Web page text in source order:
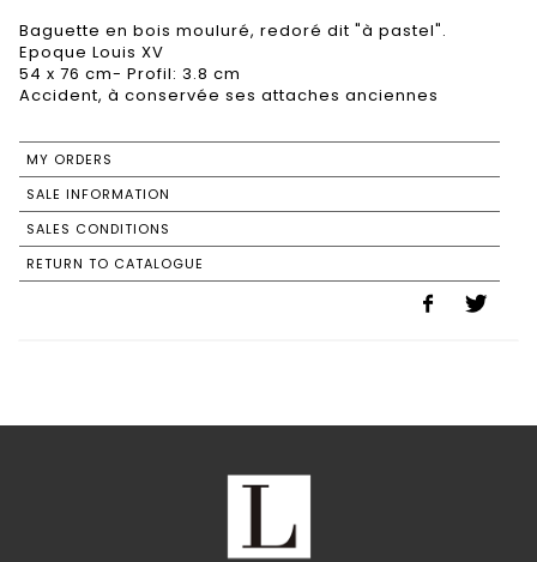
Baguette en bois mouluré, redoré dit "à pastel".
Epoque Louis XV
54 x 76 cm- Profil: 3.8 cm
Accident, à conservée ses attaches anciennes
MY ORDERS
SALE INFORMATION
SALES CONDITIONS
RETURN TO CATALOGUE